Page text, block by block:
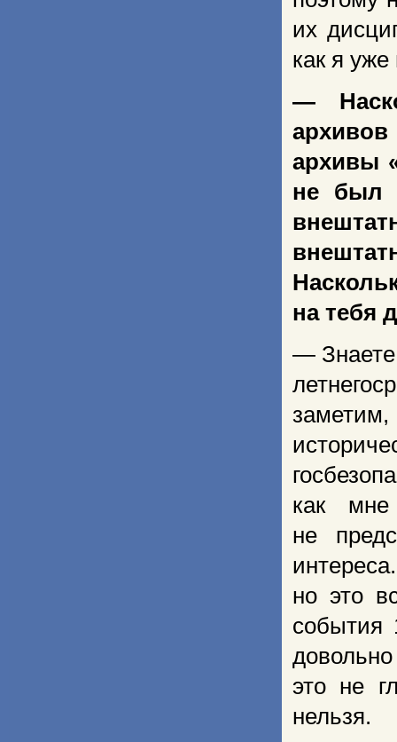
их
как я уже
—
архивы
не был
на тебя
—
заметим,
как
не
но это
события
это не
нельзя.